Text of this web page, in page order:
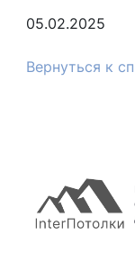
05.02.2025
Вернуться к